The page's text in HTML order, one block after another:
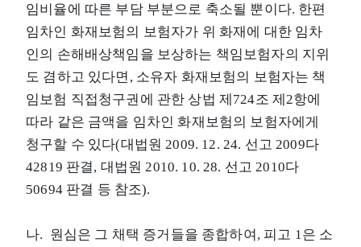
임비율에 따른 부담 부분으로 축소될 뿐이다. 한편
임차인 화재보험의 보험자가 위 화재에 대한 임차
인의 손해배상책임을 보상하는 책임보험자의 지위
도 겸하고 있다면, 소유자 화재보험의 보험자는 책
임보험 직접청구권에 관한 상법 제724조 제2항에
따라 같은 금액을 임차인 화재보험의 보험자에게
청구할 수 있다(대법원 2009. 12. 24. 선고 2009다
42819 판결, 대법원 2010. 10. 28. 선고 2010다
50694 판결 등 참조).
나. 원심은 그 채택 증거들을 종합하여, 피고 1은 소